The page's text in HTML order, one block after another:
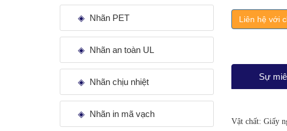
Liên hệ với
Sự
Vật chất: Giấy
Nhãn PET
Nhãn an toàn UL
Nhãn chịu nhiệt
Nhãn in mã vạch